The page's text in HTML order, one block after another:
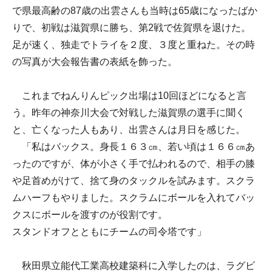
で県最高齢の87歳の出雲さんも当時は65歳になったばか
りで、初戦は滋賀県に勝ち、第2戦で佐賀県を退けた。
足が速く、独走でトライを２度、３度と重ねた。その時
の写真が大会報告書の表紙を飾った。
これまでねんりんピック出場は10回ほどになると言
う。昨年の神奈川大会で対戦した滋賀県の選手に聞く
と、亡くなった人もあり、出雲さんは月日を感じた。
「私はバックス。身長１６３㎝、若い頃は１６６㎝あ
ったのですが、体が小さく手で払われるので、相手の膝
や足首めがけて、捨て身のタックルを試みます。スクラ
ムハーフもやりました。スクラムにボールを入れてバッ
クスにボールを渡すのが役割です。
スタンドオフとともにチームの司令塔です」
秋田県立能代工業高校建築科に入学したのは、ラグビ